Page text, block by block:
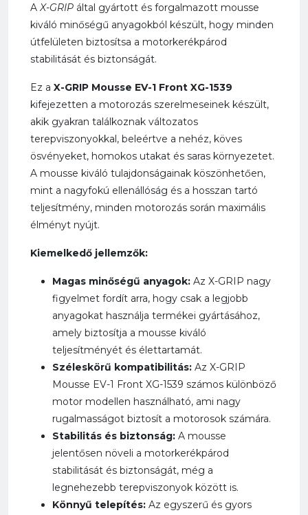
AX-GRIP által gyártott és forgalmazott mousse
kiváló minőségű anyagokból készült, hogy minden
útfelületen biztosítsa a motorkerékpárod
stabilitását és biztonságát.
Ez a X-GRIP Mousse EV-1 Front XG-1539
kifejezetten a motorozás szerelmeseinek készült,
akik gyakran találkoznak változatos
terepviszonyokkal, beleértve a nehéz, köves
ösvényeket, homokos utakat és saras környezetet.
A mousse kiváló tulajdonságainak köszönhetően,
mint a nagyfokú ellenállóság és a hosszan tartó
teljesítmény, minden motorozás során maximális
élményt nyújt.
Kiemelkedő jellemzők:
Magas minőségű anyagok: Az X-GRIP nagy
figyelmet fordít arra, hogy csak a legjobb
anyagokat használja termékei gyártásához,
amely biztosítja a mousse kiváló
teljesítményét és élettartamát.
Széleskörű kompatibilitás: Az X-GRIP
Mousse EV-1 Front XG-1539 számos különböző
motor modellen használható, ami nagy
rugalmasságot biztosít a motorosok számára.
Stabilitás és biztonság: A mousse
jelentősen növeli a motorkerékpárod
stabilitását és biztonságát, még a
legnehezebb terepviszonyok között is.
Könnyű telepítés: Az egyszerű és gyors